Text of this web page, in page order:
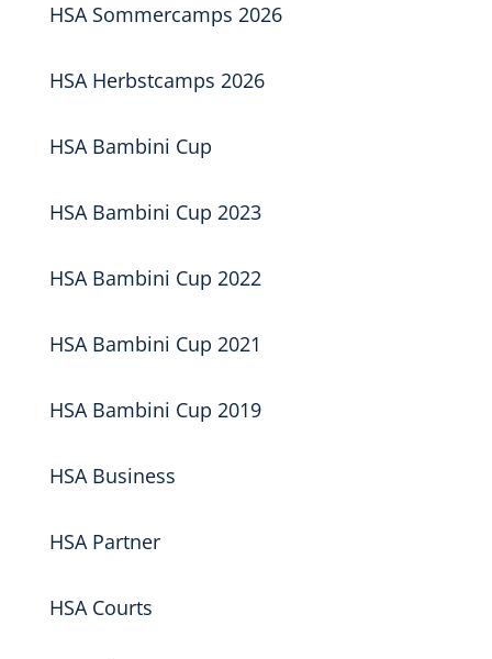
HSA Sommercamps 2026
HSA Herbstcamps 2026
HSA Bambini Cup
HSA Bambini Cup 2023
HSA Bambini Cup 2022
HSA Bambini Cup 2021
HSA Bambini Cup 2019
HSA Business
HSA Partner
HSA Courts